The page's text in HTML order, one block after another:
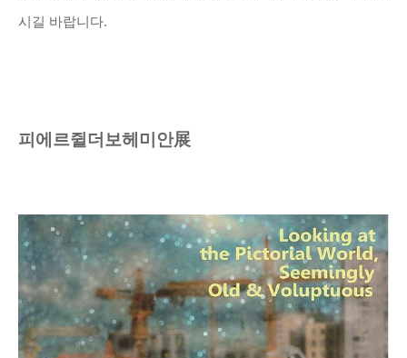
시길 바랍니다.
피에르쥘더보헤미안展